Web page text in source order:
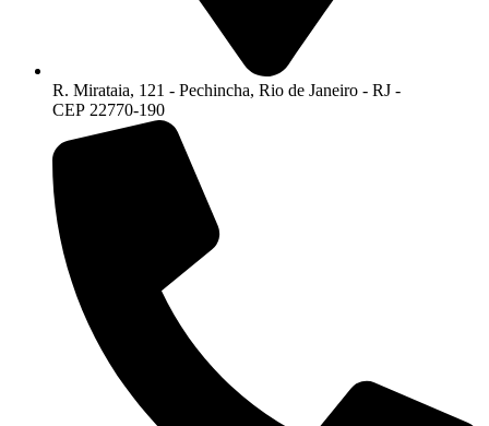
R. Mirataia, 121 - Pechincha, Rio de Janeiro - RJ -
CEP 22770-190